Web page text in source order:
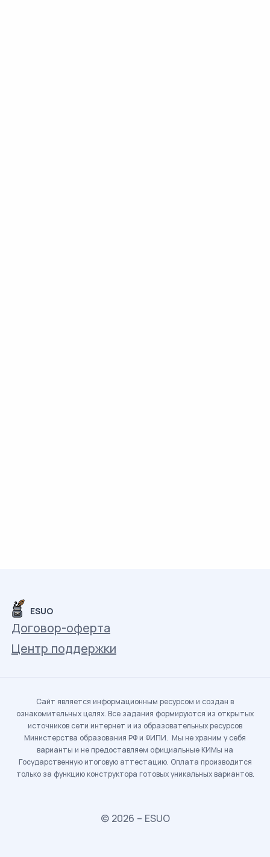
ESUO
Договор-оферта
Центр поддержки
Сайт является информационным ресурсом и создан в
ознакомительных целях. Все задания формируются из открытых
источников сети интернет и из образовательных ресурсов
Министерства образования РФ и ФИПИ. Мы не храним у себя
варианты и не предоставляем официальные КИМы на
Государственную итоговую аттестацию. Оплата производится
только за функцию конструктора готовых уникальных вариантов.
© 2026 – ESUO